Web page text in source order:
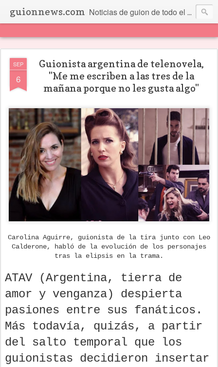
guionnews.com Noticias de guion de todo el mundo... Y más.
SEP
6
Guionista argentina de telenovela,
"Me me escriben a las tres de la
mañana porque no les gusta algo"
Carolina Aguirre, guionista de la tira junto con Leo
Calderone, habló de la evolución de los personajes
tras la elipsis en la trama.
ATAV (Argentina, tierra de
amor y venganza) despierta
pasiones entre sus fanáticos.
Más todavía, quizás, a partir
del salto temporal que los
guionistas decidieron insertar